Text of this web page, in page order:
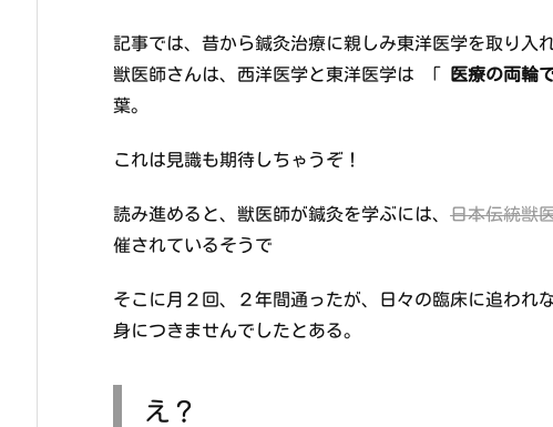
記事では、昔から鍼灸治療に親しみ東洋医学を取り入
獣医師さんは、西洋医学と東洋医学は 「
医療の両輪
葉。
これは見識も期待しちゃうぞ！
読み進めると、獣医師が鍼灸を学ぶには、 日本伝統獣
催されているそうで
そこに月２回、２年間通ったが、日々の臨床に追われ
身につきませんでしたとある。
え？